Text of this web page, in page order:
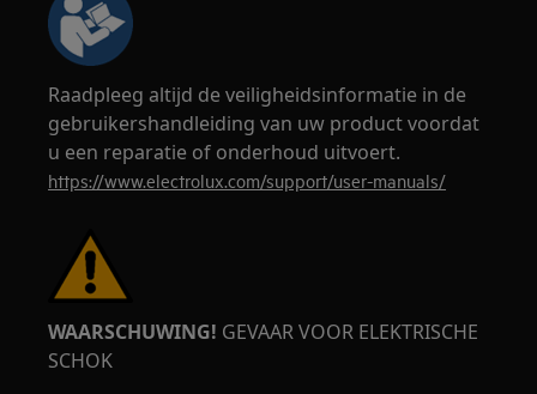
Raadpleeg altijd de veiligheidsinformatie in de
gebruikershandleiding van uw product voordat
u een reparatie of onderhoud uitvoert.
https://www.electrolux.com/support/user-manuals/
WAARSCHUWING! GEVAAR VOOR ELEKTRISCHE
SCHOK